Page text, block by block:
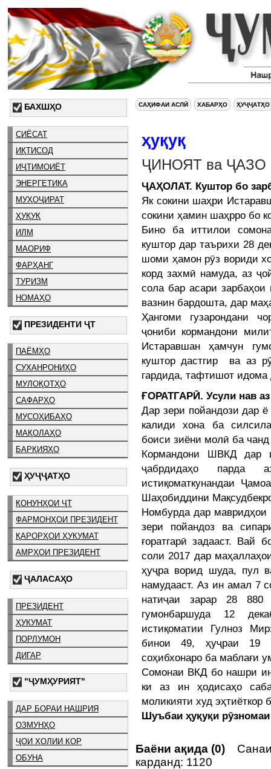
БАХШҲО
СИЁСАТ
ИҚТИСОД
ИҶТИМОИЁТ
ЭНЕРГЕТИКА
МУҲОҶИРАТ
ҲУҚУҚ
ИЛМ
МАОРИФ
ФАРҲАНГ
ТУРИЗМ
НОМАҲО
ПРЕЗИДЕНТИ ҶТ
ПАЁМҲО
СУХАНРОНИҲО
МУЛОҚОТҲО
САФАРҲО
МУСОҲИБАҲО
МАҚОЛАҲО
БАРҚИЯҲО
ҲУҶҶАТҲО
ҚОНУНҲОИ ҶТ
ФАРМОНҲОИ ПРЕЗИДЕНТ
ҚАРОРҲОИ ҲУКУМАТ
АМРҲОИ ПРЕЗИДЕНТ
ҶАЛАСАҲО
ПРЕЗИДЕНТ
ҲУКУМАТ
ПОРЛУМОН
ДИГАР
"ҶУМҲУРИЯТ"
ДАР БОРАИ НАШРИЯ
ОЗМУНҲО
ҶОИ ХОЛИИ КОР
ОБУНА
САҲИФАИ АСЛӢ ХАБАРҲО ҲУҶҶАТҲО
ҳуқуқ
ҶИНОЯТ ва ҶАЗО
ҶАҲОЛАТ. Куштор бо
Як сокини шаҳри
сокини ҳамин шаҳрро бо
Бино ба иттилои
куштор дар таърихи 28
шоми ҳамон рӯз вориди
корд захмӣ намуда, аз
сола бар асари
вазнин бардошта, дар
Ҳангоми гузарондани
ҷониби кормандони
Истаравшан ҳамчун
куштор дастгир ва аз
гардида, тафтишот идома
ҒОРАТГАРӢ. Усули нав
Дар зери пойандози дар
калиди хона ба
боиси зиёни молӣ ба
Кормандони ШВКД дар
ҷабрдидаҳо
истиқоматкунандаи
Шаҳобиддини
Номбурда дар мавридҳои
зери пойандоз ва
ғоратгарӣ задааст. Вай
соли 2017 дар
ҳуҷра ворид шуда, пул
намудааст. Аз ин амал 7
натиҷаи зарар 28
гумонбаршуда 12
истиқоматии Гулноз
бинои 49, ҳуҷраи 19
соҳибхонаро ба маблағи
Сомонаи ВКД бо нашри
ки аз ин ҳодисаҳо
моликияти худ эҳтиёткор
Шуъбаи ҳуқуқи
Баёни ақида (0)
карданд: 1120